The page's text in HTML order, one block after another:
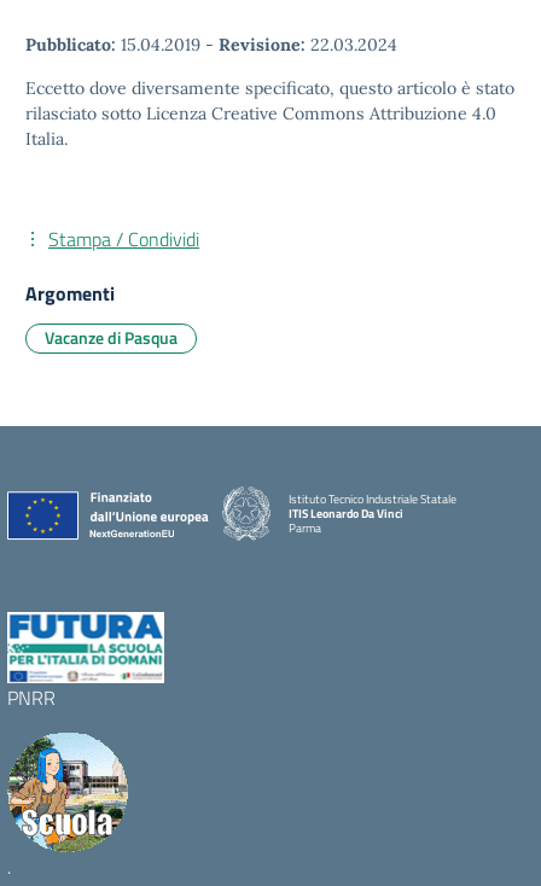
Pubblicato: 15.04.2019 - Revisione: 22.03.2024
Eccetto dove diversamente specificato, questo articolo è stato
rilasciato sotto Licenza Creative Commons Attribuzione 4.0
Italia.
Stampa / Condividi
Argomenti
Vacanze di Pasqua
Istituto Tecnico Industriale Statale
ITIS Leonardo Da Vinci
Parma
PNRR
.